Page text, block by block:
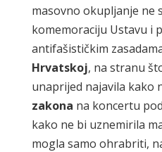
masovno okupljanje ne
komemoraciju Ustavu i
antifašističkim
Hrvatskoj, na stranu
unaprijed najavila kako
zakona na koncertu
kako ne bi uznemirila
mogla samo ohrabriti,